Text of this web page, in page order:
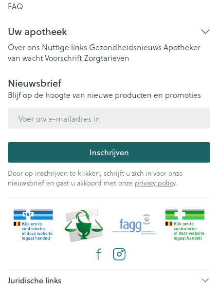
FAQ
Uw apotheek
Over ons Nuttige links Gezondheidsnieuws Apotheker
van wachtVoorschriftZorgtarieven
Nieuwsbrief
Blijf op de hoogte van nieuwe producten en promoties
Inschrijven
Door op inschrijven te klikken, schrijft u zich in voor onze
nieuwsbrief en gaat u akkoord met onze privacy policy.
Juridische links